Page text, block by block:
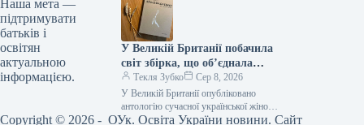
Наша мета —
підтримувати
батьків і
освітян
актуальною
інформацією.
Нолана…
У Великій Британії побачила
світ збірка, що об’єднала
творчість 12 українських
поетес, а у Швеції видано
твори Наталки Ворожбит.
Текля Зубко
Сер 8, 2026
У Великій Британії опубліковано
антологію сучасної української жіночої
поезії War-Torn Voices: Ukrainian
Copyright © 2026 - ОУк. Освіта України новини. Сайт